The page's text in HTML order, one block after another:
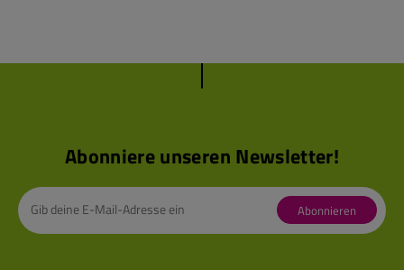
Abonniere unseren Newsletter!
Abonnieren